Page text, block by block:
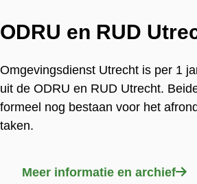
ODRU en RUD
Omgevingsdienst Utrecht is per 1
uit de ODRU en RUD Utrecht.
formeel nog bestaan voor het
taken.
Meer informatie en archief